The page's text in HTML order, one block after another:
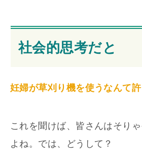
社会的思考だと
妊婦が草刈り機を使うなんて許
これを聞けば、皆さんはそり
よね。では、どうして？